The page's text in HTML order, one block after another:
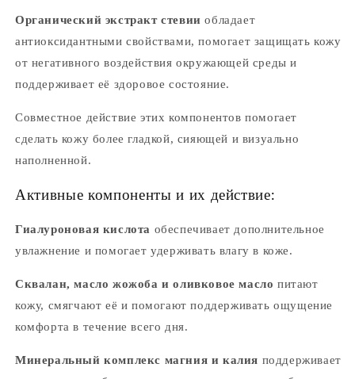
Органический экстракт стевии обладает
антиоксидантными свойствами, помогает защищать кожу
от негативного воздействия окружающей среды и
поддерживает её здоровое состояние.
Совместное действие этих компонентов помогает
сделать кожу более гладкой, сияющей и визуально
наполненной.
Активные компоненты и их действие:
Гиалуроновая кислота обеспечивает дополнительное
увлажнение и помогает удерживать влагу в коже.
Сквалан, масло жожоба и оливковое масло питают
кожу, смягчают её и помогают поддерживать ощущение
комфорта в течение всего дня.
Минеральный комплекс магния и калия поддерживает